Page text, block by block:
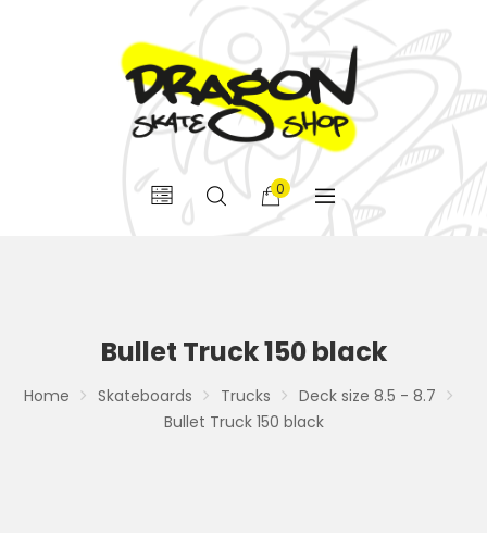
0
Bullet Truck 150 black
Home Skateboards Trucks
Deck size 8.5 - 8.7
Bullet Truck 150 black